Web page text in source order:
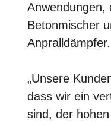
Anwendungen,
Betonmischer
Anpralldämpfer.
„Unsere
dass wir ein
sind, der